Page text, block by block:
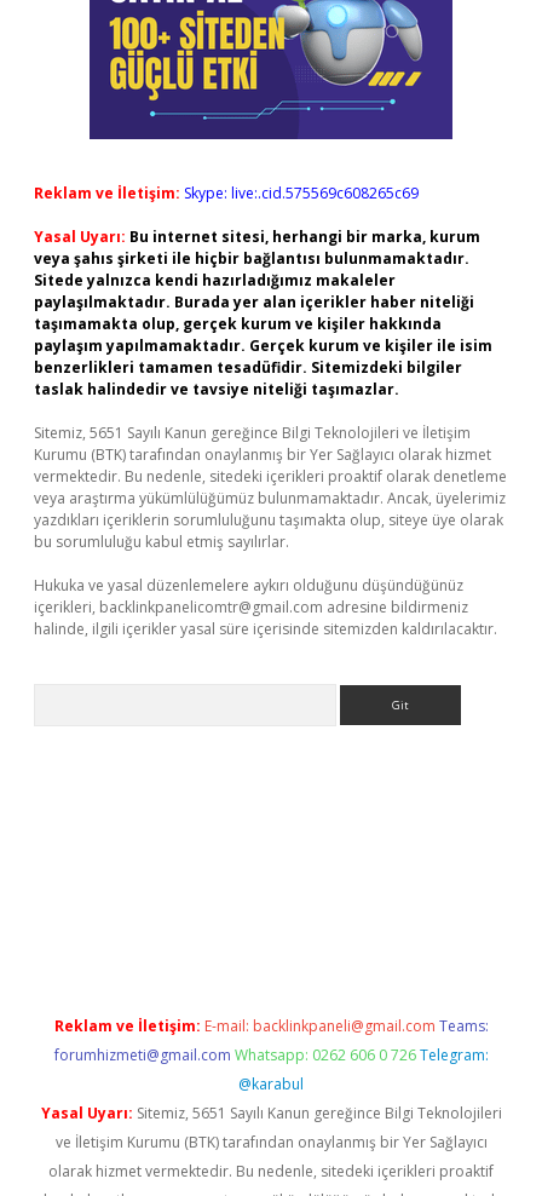
Reklam ve İletişim: Skype: live:.cid.575569c608265c69
Yasal Uyarı: Bu internet sitesi, herhangi bir marka, kurum
veya şahıs şirketi ile hiçbir bağlantısı bulunmamaktadır.
Sitede yalnızca kendi hazırladığımız makaleler
paylaşılmaktadır. Burada yer alan içerikler haber niteliği
taşımamakta olup, gerçek kurum ve kişiler hakkında
paylaşım yapılmamaktadır. Gerçek kurum ve kişiler ile isim
benzerlikleri tamamen tesadüfidir. Sitemizdeki bilgiler
taslak halindedir ve tavsiye niteliği taşımazlar.
Sitemiz, 5651 Sayılı Kanun gereğince Bilgi Teknolojileri ve İletişim
Kurumu (BTK) tarafından onaylanmış bir Yer Sağlayıcı olarak hizmet
vermektedir. Bu nedenle, sitedeki içerikleri proaktif olarak denetleme
veya araştırma yükümlülüğümüz bulunmamaktadır. Ancak, üyelerimiz
yazdıkları içeriklerin sorumluluğunu taşımakta olup, siteye üye olarak
bu sorumluluğu kabul etmiş sayılırlar.
Hukuka ve yasal düzenlemelere aykırı olduğunu düşündüğünüz
içerikleri, backlinkpanelicomtr@gmail.com adresine bildirmeniz
halinde, ilgili içerikler yasal süre içerisinde sitemizden kaldırılacaktır.
Reklam ve İletişim: E-mail: backlinkpaneli@gmail.com Teams:
forumhizmeti@gmail.com Whatsapp: 0262 606 0 726 Telegram:
@karabul
Yasal Uyarı: Sitemiz, 5651 Sayılı Kanun gereğince Bilgi Teknolojileri
ve İletişim Kurumu (BTK) tarafından onaylanmış bir Yer Sağlayıcı
olarak hizmet vermektedir. Bu nedenle, sitedeki içerikleri proaktif